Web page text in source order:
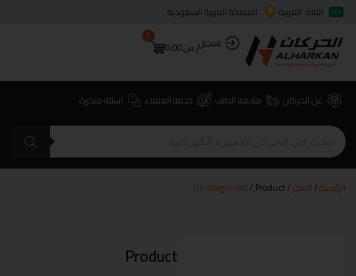
اللغة: العربية
المملكة العربية السعودية
تسجيلر.س0.00
0
عن الحركان متابعة الطلب خدمة العملاء اسئلة متكررة
الرئيسية/المتجر/
Uncategorized/ Product
Product